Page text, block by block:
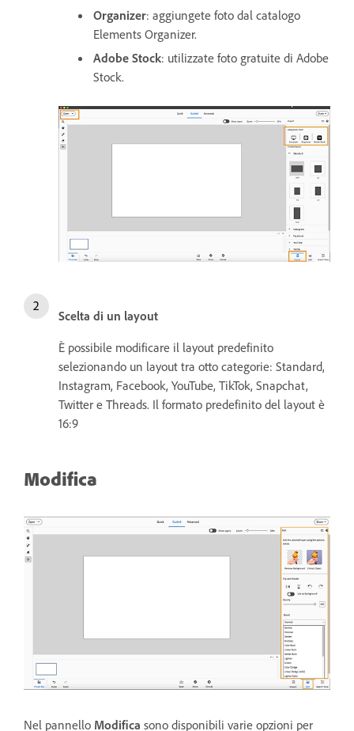
Organizer: aggiungete foto dal catalogo
Elements Organizer.
Adobe Stock: utilizzate foto gratuite di Adobe
Stock.
Scelta di un layout
È possibile modificare il layout predefinito
selezionando un layout tra otto categorie: Standard,
Instagram, Facebook, YouTube, TikTok, Snapchat,
Twitter e Threads. Il formato predefinito del layout è
16:9
Modifica
Nel pannello Modifica sono disponibili varie opzioni per